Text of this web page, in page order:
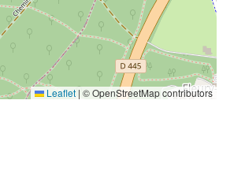
Leaflet | © OpenStreetMap contributors